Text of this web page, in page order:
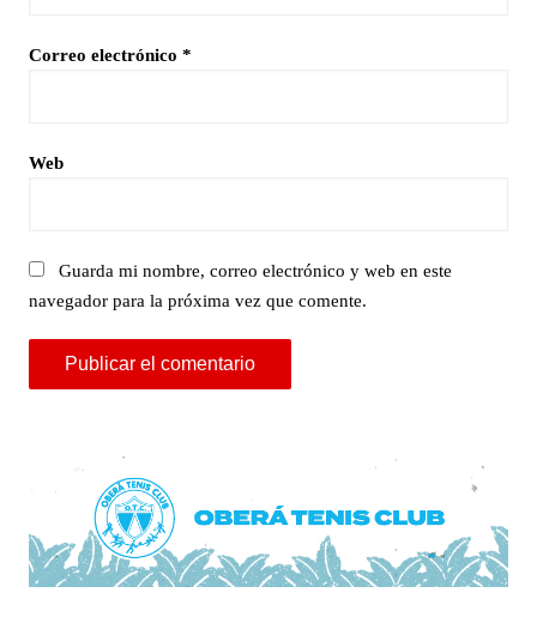
Correo electrónico *
Web
Guarda mi nombre, correo electrónico y web en este
navegador para la próxima vez que comente.